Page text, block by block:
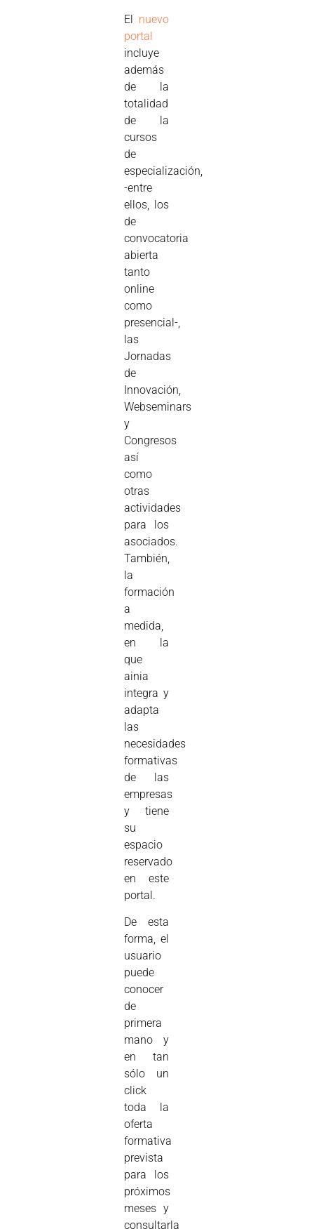
El nuevo
portal
incluye
además
de la
totalidad
de la
cursos
de
especialización,
-entre
ellos, los
de
convocatoria
abierta
tanto
online
como
presencial-,
las
Jornadas
de
Innovación,
Webseminars
y
Congresos
así
como
otras
actividades
para los
asociados.
También,
la
formación
a
medida,
en la
que
ainia
integra y
adapta
las
necesidades
formativas
de las
empresas
y tiene
su
espacio
reservado
en este
portal.
De esta
forma, el
usuario
puede
conocer
de
primera
mano y
en tan
sólo un
click
toda la
oferta
formativa
prevista
para los
próximos
meses y
consultarla